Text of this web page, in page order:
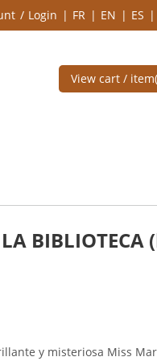
Login FR EN ES
View cart /
y misteriosa Miss